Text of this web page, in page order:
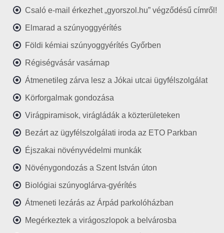
Csaló e-mail érkezhet „gyorszol.hu” végződésű címről!
Elmarad a szúnyoggyérítés
Földi kémiai szúnyoggyérítés Győrben
Régiségvásár vasárnap
Átmenetileg zárva lesz a Jókai utcai ügyfélszolgálat
Körforgalmak gondozása
Virágpiramisok, virágládák a közterületeken
Bezárt az ügyfélszolgálati iroda az ETO Parkban
Éjszakai növényvédelmi munkák
Növénygondozás a Szent István úton
Biológiai szúnyoglárva-gyérítés
Átmeneti lezárás az Árpád parkolóházban
Megérkeztek a virágoszlopok a belvárosba